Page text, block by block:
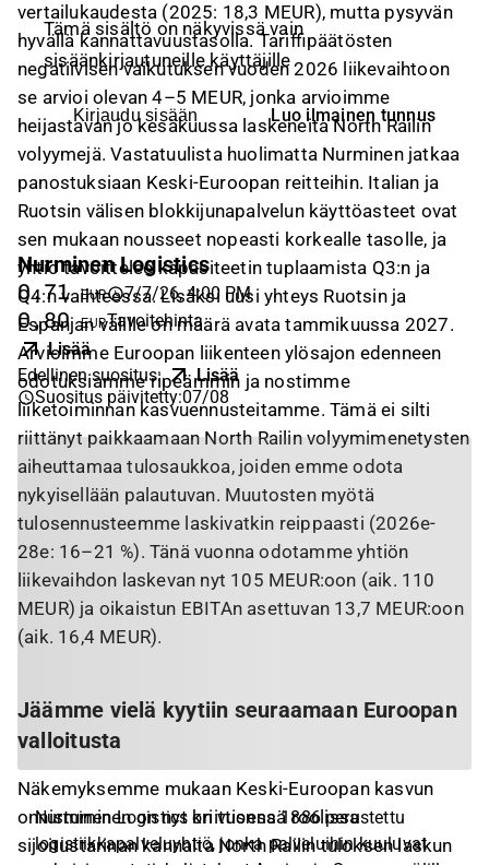
vertailukaudesta (2025: 18,3 MEUR), mutta pysyvän
hyvällä kannattavuustasolla. Tariffipäätösten
negatiivisen vaikutuksen vuoden 2026 liikevaihtoon
se arvioi olevan 4–5 MEUR, jonka arvioimme
heijastavan jo kesäkuussa laskeneita North Railin
volyymejä. Vastatuulista huolimatta Nurminen jatkaa
panostuksiaan Keski-Euroopan reitteihin. Italian ja
Ruotsin välisen blokkijunapalvelun käyttöasteet ovat
sen mukaan nousseet nopeasti korkealle tasolle, ja
yhtiö tavoittelee kapasiteetin tuplaamista Q3:n ja
Q4:n vaihteessa. Lisäksi uusi yhteys Ruotsin ja
Espanjan välille on määrä avata tammikuussa 2027.
Arvioimme Euroopan liikenteen ylösajon edenneen
odotuksiamme ripeämmin ja nostimme
liiketoiminnan kasvuennusteitamme. Tämä ei silti
riittänyt paikkaamaan North Railin volyymimenetysten
aiheuttamaa tulosaukkoa, joiden emme odota
nykyisellään palautuvan. Muutosten myötä
tulosennusteemme laskivatkin reippaasti (2026e-
28e: 16–21 %). Tänä vuonna odotamme yhtiön
liikevaihdon laskevan nyt 105 MEUR:oon (aik. 110
MEUR) ja oikaistun EBITAn asettuvan 13,7 MEUR:oon
(aik. 16,4 MEUR).
Jäämme vielä kyytiin seuraamaan Euroopan
valloitusta
Näkemyksemme mukaan Keski-Euroopan kasvun
onnistuminen on nyt kriittisessä roolissa
sijoitustarinan kannalta North Railin tuloksen laskun
Tämä sisältö on näkyvissä vain
sisäänkirjautuneille käyttäjille
Kirjaudu sisään Luo ilmainen tunnus
Nurminen Logistics
0,71 EUR 7/7/26, 4:00 PM
0,80 EURTavoitehinta
Lisää
Edellinen suositus:
Lisää
Suositus päivitetty:07/08
Nurminen Logistics on vuonna 1886 perustettu
logistiikkapalveluyhtiö, jonka palveluihin kuuluvat